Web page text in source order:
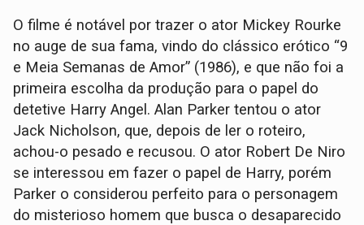
O filme é notável por trazer o ator Mickey Rourke
no auge de sua fama, vindo do clássico erótico “9
e Meia Semanas de Amor” (1986), e que não foi a
primeira escolha da produção para o papel do
detetive Harry Angel. Alan Parker tentou o ator
Jack Nicholson, que, depois de ler o roteiro,
achou-o pesado e recusou. O ator Robert De Niro
se interessou em fazer o papel de Harry, porém
Parker o considerou perfeito para o personagem
do misterioso homem que busca o desaparecido